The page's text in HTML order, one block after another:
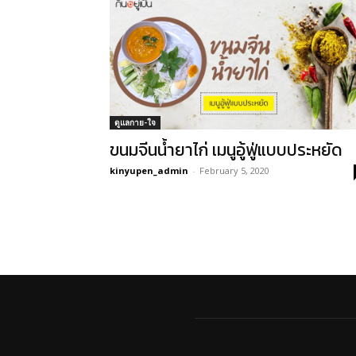
ดูแลกาย-ใจ
ขนมจีนน้ำยาไก่ เมนูอู้ฟู่แบบประหยัด
kinyupen_admin - February 5, 2020